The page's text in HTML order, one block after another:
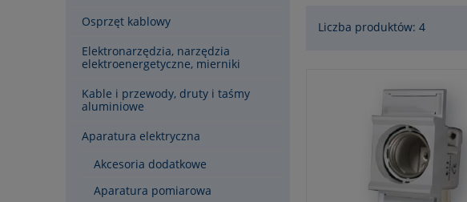
Osprzęt kablowy
Elektronarzędzia, narzędzia
elektroenergetyczne, mierniki
Kable i przewody, druty i taśmy
aluminiowe
Aparatura elektryczna
Akcesoria dodatkowe
Aparatura pomiarowa
Liczba produktów: 4